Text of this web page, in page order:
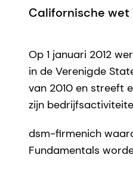
Californische
Op 1 januari 2012
in de Verenigde
van 2010 en streeft
zijn
dsm-firmenich
Fundamentals